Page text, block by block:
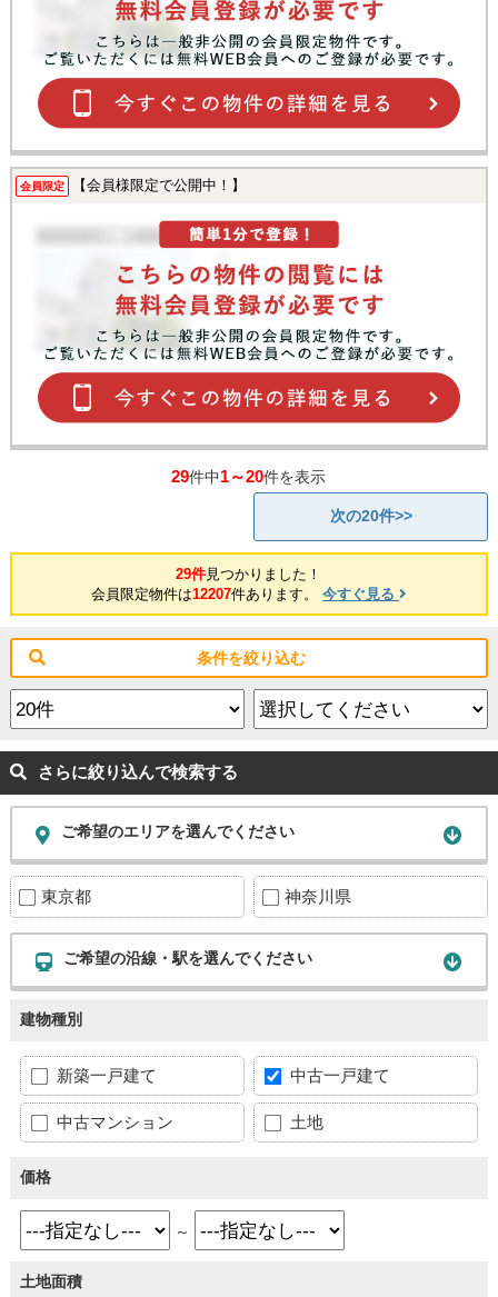
会員限定 【会員様限定で公開中！】
29件中1～20件を表示
次の20件>>
29件見つかりました！
会員限定物件は12207件あります。 今すぐ見る
条件を絞り込む
さらに絞り込んで検索する
ご希望のエリアを選んでください
東京都 神奈川県
ご希望の沿線・駅を選んでください
建物種別
新築一戸建て 中古一戸建て
中古マンション 土地
価格
～
土地面積